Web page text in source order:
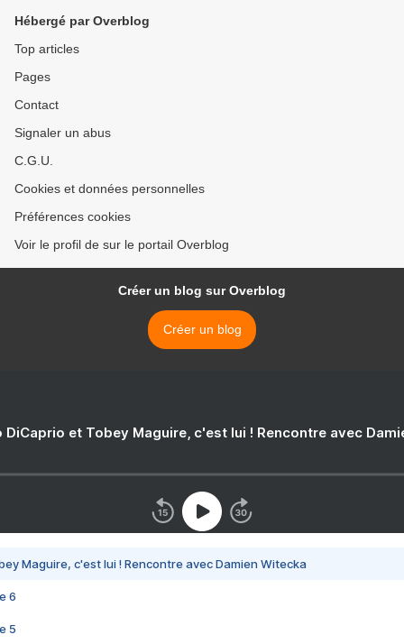
Hébergé par Overblog
Top articles
Pages
Contact
Signaler un abus
C.G.U.
Cookies et données personnelles
Préférences cookies
Voir le profil de sur le portail Overblog
Créer un blog sur Overblog
Créer un blog
DiCaprio et Tobey Maguire, c'est lui ! Rencontre avec
Maguire, c'est lui ! Rencontre avec Damien Witecka
6
5